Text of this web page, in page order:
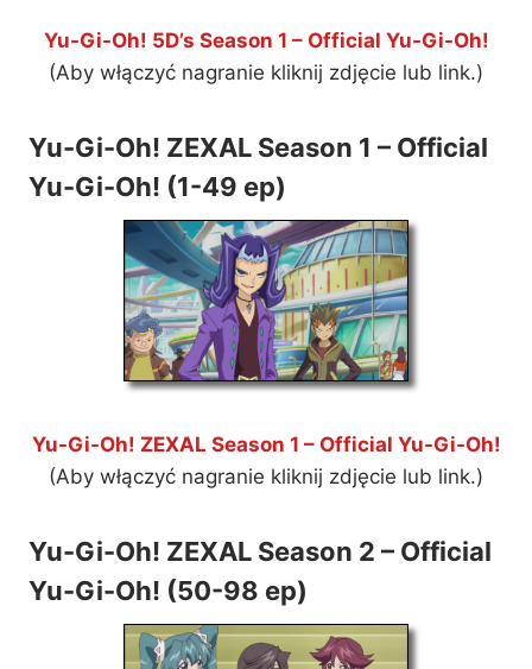
Yu-Gi-Oh! 5D’s Season 1 – Official Yu-Gi-Oh!
(Aby włączyć nagranie kliknij zdjęcie lub link.)
Yu-Gi-Oh! ZEXAL Season 1 – Official
Yu-Gi-Oh! (1-49 ep)
Yu-Gi-Oh! ZEXAL Season 1 – Official Yu-Gi-Oh!
(Aby włączyć nagranie kliknij zdjęcie lub link.)
Yu-Gi-Oh! ZEXAL Season 2 – Official
Yu-Gi-Oh! (50-98 ep)